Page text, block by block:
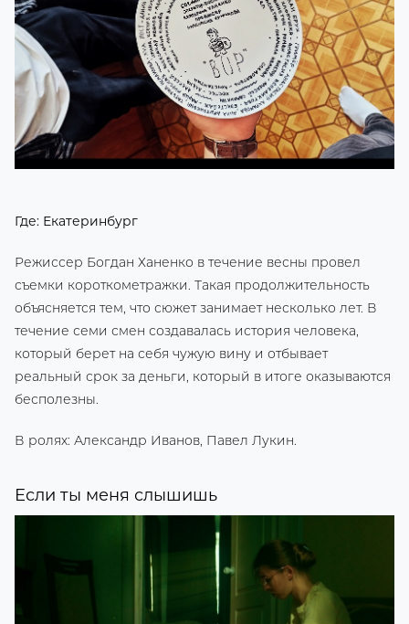
Где: Екатеринбург
Режиссер Богдан Ханенко в течение весны провел
съемки короткометражки. Такая продолжительность
объясняется тем, что сюжет занимает несколько лет. В
течение семи смен создавалась история человека,
который берет на себя чужую вину и отбывает
реальный срок за деньги, который в итоге оказываются
бесполезны.
В ролях: Александр Иванов, Павел Лукин.
Если ты меня слышишь